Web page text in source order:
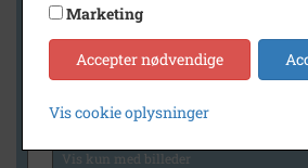
Generelt
Vis kun med billeder
Marketing
Accepter nødvendige
Vis cookie oplysninger